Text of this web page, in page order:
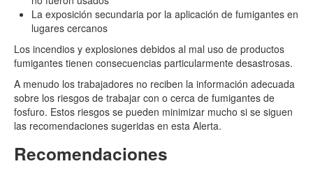
La exposición secundaria por la aplicación de fumigantes en
lugares cercanos
Los incendios y explosiones debidos al mal uso de productos
fumigantes tienen consecuencias particularmente desastrosas.
A menudo los trabajadores no reciben la información adecuada
sobre los riesgos de trabajar con o cerca de fumigantes de
fosfuro. Estos riesgos se pueden minimizar mucho si se siguen
las recomendaciones sugeridas en esta Alerta.
Recomendaciones